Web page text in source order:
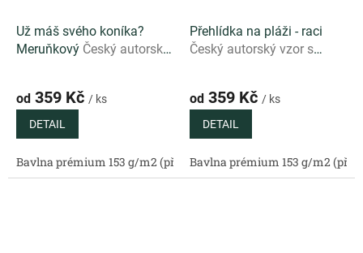
Už máš svého koníka?
Meruňkový Český autorský
podkladu
od 359 Kč / ks
DETAIL
Bavlna prémium 153 g/m2 (přírodní) Bavlněný satén 130 g/
Přehlídka na pláži - raci
Český autorský vzor s
od 359 Kč / ks
DETAIL
Bavlna prémium 153 g/m2